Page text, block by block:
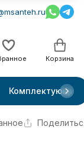
Корзина
Комплектующие